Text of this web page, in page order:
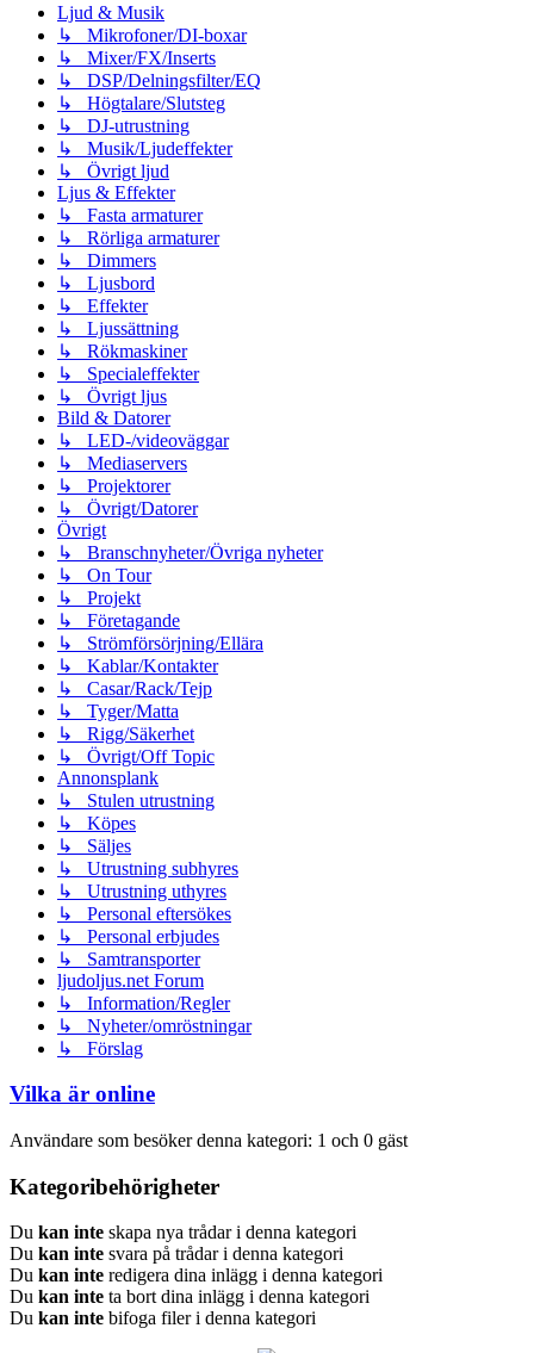
Ljud & Musik
↳ Mikrofoner/DI-boxar
↳ Mixer/FX/Inserts
↳ DSP/Delningsfilter/EQ
↳ Högtalare/Slutsteg
↳ DJ-utrustning
↳ Musik/Ljudeffekter
↳ Övrigt ljud
Ljus & Effekter
↳ Fasta armaturer
↳ Rörliga armaturer
↳ Dimmers
↳ Ljusbord
↳ Effekter
↳ Ljussättning
↳ Rökmaskiner
↳ Specialeffekter
↳ Övrigt ljus
Bild & Datorer
↳ LED-/videoväggar
↳ Mediaservers
↳ Projektorer
↳ Övrigt/Datorer
Övrigt
↳ Branschnyheter/Övriga nyheter
↳ On Tour
↳ Projekt
↳ Företagande
↳ Strömförsörjning/Ellära
↳ Kablar/Kontakter
↳ Casar/Rack/Tejp
↳ Tyger/Matta
↳ Rigg/Säkerhet
↳ Övrigt/Off Topic
Annonsplank
↳ Stulen utrustning
↳ Köpes
↳ Säljes
↳ Utrustning subhyres
↳ Utrustning uthyres
↳ Personal eftersökes
↳ Personal erbjudes
↳ Samtransporter
ljudoljus.net Forum
↳ Information/Regler
↳ Nyheter/omröstningar
↳ Förslag
Vilka är online
Användare som besöker denna kategori: 1 och 0 gäst
Kategoribehörigheter
Du kan inte skapa nya trådar i denna kategori
Du kan inte svara på trådar i denna kategori
Du kan inte redigera dina inlägg i denna kategori
Du kan inte ta bort dina inlägg i denna kategori
Du kan inte bifoga filer i denna kategori